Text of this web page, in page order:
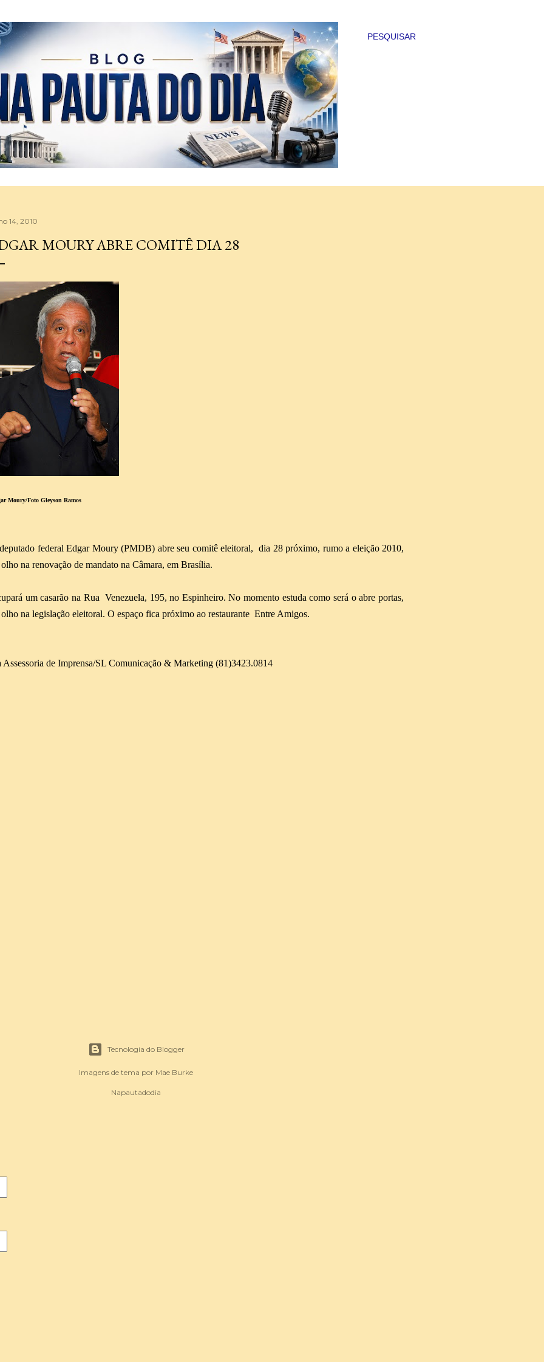
PESQUISAR
14, 2010
MOURY ABRE COMITÊ DIA 28
Moury/Foto Gleyson Ramos
federal Edgar Moury (PMDB) abre seu comitê eleitoral,
dia 28 próximo, rumo a eleição 2010,
na renovação de mandato na Câmara, em Brasília.
um casarão na Rua Venezuela, 195, no Espinheiro. No momento estuda como será o abre portas,
na legislação eleitoral. O espaço fica próximo ao restaurante Entre Amigos.
Assessoria de Imprensa/SL Comunicação & Marketing (81)3423.0814
Tecnologia do Blogger
Imagens de tema por Mae Burke
Napautadodia